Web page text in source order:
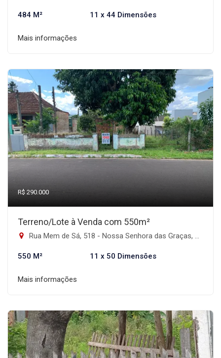
484 M² 11 x 44 Dimensões
Mais informações
R$ 290.000
Terreno/Lote à Venda com 550m²
Rua Mem de Sá, 518 - Nossa Senhora das Graças, Canoas-RS
550 M² 11 x 50 Dimensões
Mais informações